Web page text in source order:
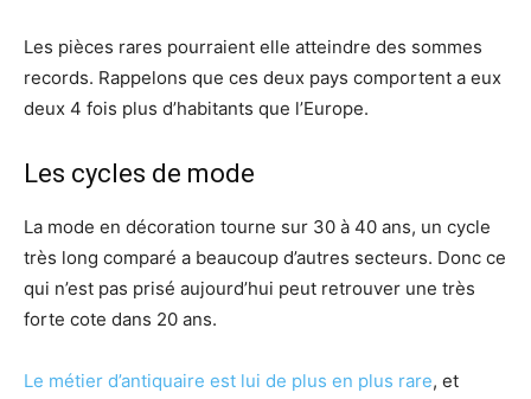
Les pièces rares pourraient elle atteindre des sommes
records. Rappelons que ces deux pays comportent a eux
deux 4 fois plus d’habitants que l’Europe.
Les cycles de mode
La mode en décoration tourne sur 30 à 40 ans, un cycle
très long comparé a beaucoup d’autres secteurs. Donc ce
qui n’est pas prisé aujourd’hui peut retrouver une très
forte cote dans 20 ans.
Le métier d’antiquaire est lui de plus en plus rare, et